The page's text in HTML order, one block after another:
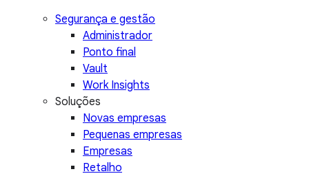
Segurança e gestão
Administrador
Ponto final
Vault
Work Insights
Soluções
Novas empresas
Pequenas empresas
Empresas
Retalho